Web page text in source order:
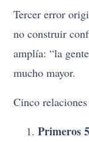
Tercer error
no construir
amplía: “la
mucho mayor.
Cinco
Primeros